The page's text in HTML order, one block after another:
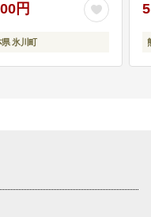
円
県 氷川町